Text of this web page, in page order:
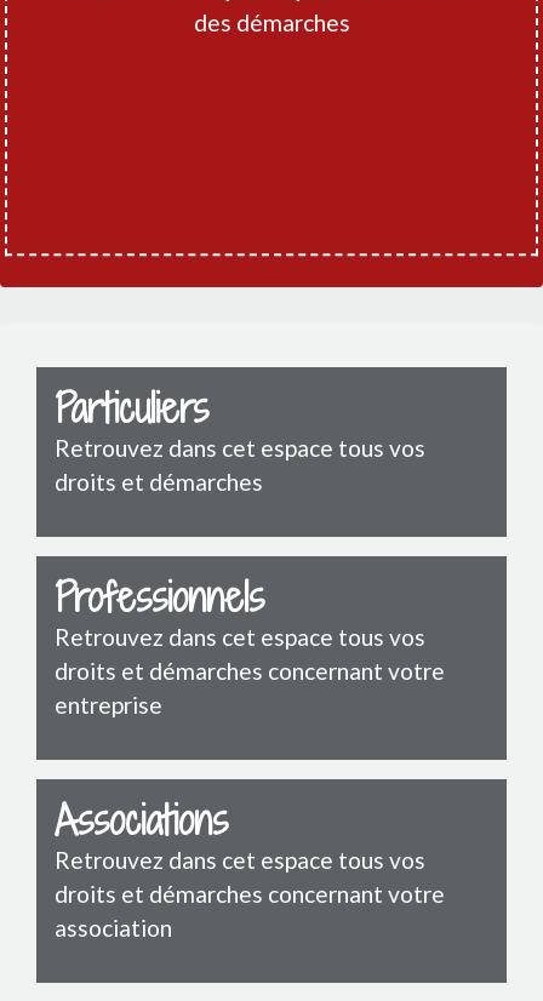
des démarches
Particuliers
Retrouvez dans cet espace tous vos
droits et démarches
Professionnels
Retrouvez dans cet espace tous vos
droits et démarches concernant votre
entreprise
Associations
Retrouvez dans cet espace tous vos
droits et démarches concernant votre
association